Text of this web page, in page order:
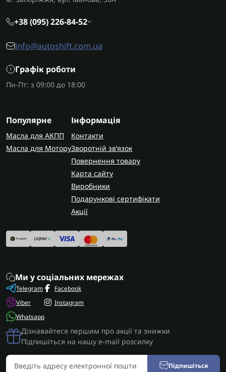
+38 (095) 226-84-52
info@autoshift.com.ua
Графік роботи
Пн-Пт: з 09:00 до 18:00
Популярне
Масла для АКПП
Масла для Мотору
Інформація
Контакти
Зворотній зв’язок
Повернення товару
Карта сайту
Виробники
Подарункові сертифікати
Акції
Ми у соціальних мережах
Telegram
Viber
Whatsapp
Facebook
Instagram
Дізнавайтеся першим про акції та знижки
Підпишіться на нашу e-mail розсилку
Підпишіться